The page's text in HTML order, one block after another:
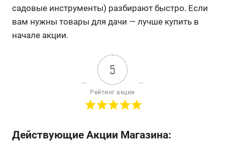
садовые инструменты) разбирают быстро. Если
вам нужны товары для дачи — лучше купить в
начале акции.
5
Рейтинг акции
Действующие Акции Магазина: